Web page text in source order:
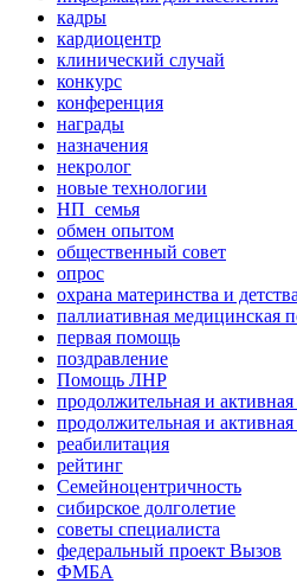
кадры
кардиоцентр
клинический случай
конкурс
конференция
награды
назначения
некролог
новые технологии
НП_семья
обмен опытом
общественный совет
опрос
охрана материнства и детства
паллиативная медицинская
первая помощь
поздравление
Помощь ЛНР
продолжительная и
продолжительная и
реабилитация
рейтинг
Семейноцентричность
сибирское долголетие
советы специалиста
федеральный проект Вызов
ФМБА